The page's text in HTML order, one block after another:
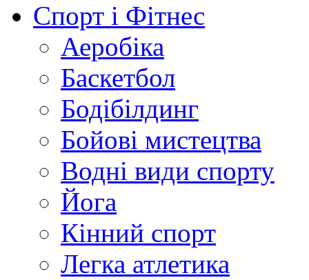
Спорт і Фітнес
Аеробіка
Баскетбол
Бодібілдинг
Бойові мистецтва
Водні види спорту
Йога
Кінний спорт
Легка атлетика